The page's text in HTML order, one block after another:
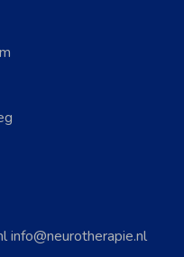
info@neurotherapie.nl